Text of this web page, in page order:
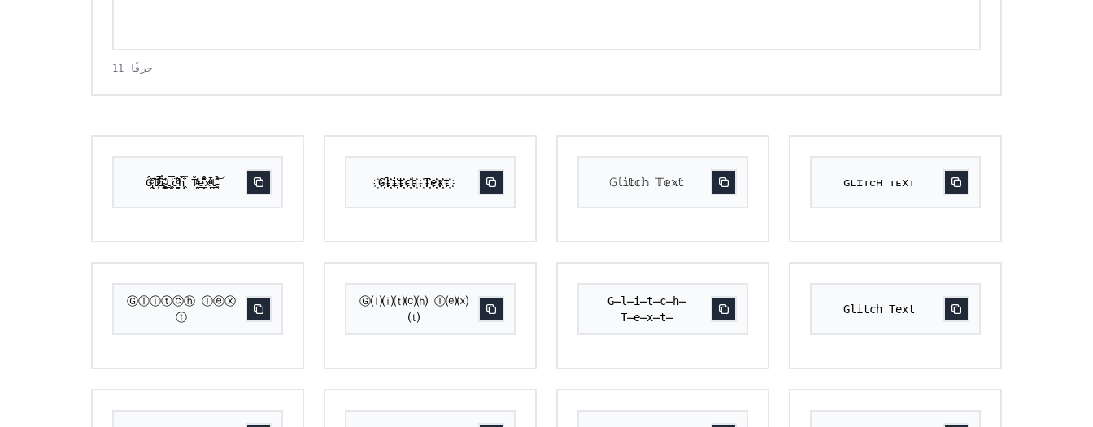
11 حرفًا
Ĝ̢̯̈ͨ̈͘͠ľ̷͠͏̸͙ͩ̚i̴͚͇̥͔̐̍̕t̫̿͏̩̠͖̿̕c̼̝̼̯̈́ͩ͛̑ȟ̗͖̿͗̈̈́ͅ T̴̼͔̯̐̓ͣ̕e̠̝͊̑̑͒̽͟x̩̦̩̽ͧͯ͋͟ţ̵̯͚́̊͊͝ ҉G҉҉l҉҉i҉҉t҉҉c҉҉h҉ ҉T҉҉e҉҉x҉҉t҉ 𝔾𝕝𝕚𝕥𝕔𝕙 𝕋𝕖𝕩𝕥 ɢʟɪᴛᴄʜ ᴛᴇxᴛ
Ⓖⓛⓘⓣⓒⓗ Ⓣⓔⓧ
ⓣ
Ⓖ⒧⒤⒯⒞⒣ Ⓣ⒠⒳
⒯
G̶l̶i̶t̶c̶h̶
T̶e̶x̶t̶
𝙶𝚕𝚒𝚝𝚌𝚑 𝚃𝚎𝚡𝚝